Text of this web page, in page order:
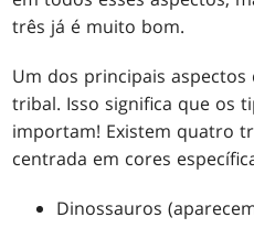
três já é muito bom.
Um dos principais
tribal. Isso significa que os
importam! Existem quatro
centrada em cores
Dinossauros